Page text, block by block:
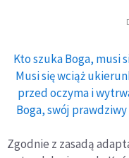
Kto szuka Boga, musi
Musi się wciąż
przed oczyma i
Boga, swój
Zgodnie z zasadą